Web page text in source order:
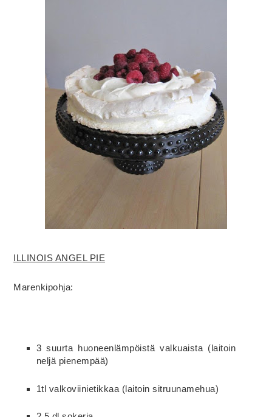
ILLINOIS ANGEL PIE
Marenkipohja:
3 suurta huoneenlämpöistä valkuaista (laitoin
neljä pienempää)
1tl valkoviinietikkaa (laitoin sitruunamehua)